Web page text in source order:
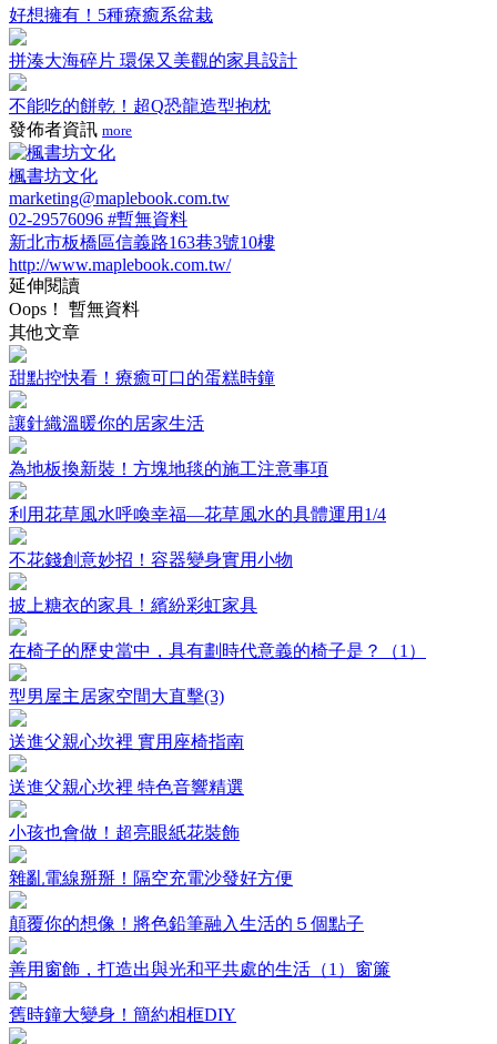
好想擁有！5種療癒系盆栽
拼湊大海碎片 環保又美觀的家具設計
不能吃的餅乾！超Q恐龍造型抱枕
發佈者資訊 more
楓書坊文化
marketing@maplebook.com.tw
02-29576096 #暫無資料
新北市板橋區信義路163巷3號10樓
http://www.maplebook.com.tw/
延伸閱讀
Oops！ 暫無資料
其他文章
甜點控快看！療癒可口的蛋糕時鐘
讓針織溫暖你的居家生活
為地板換新裝！方塊地毯的施工注意事項
利用花草風水呼喚幸福—花草風水的具體運用1/4
不花錢創意妙招！容器變身實用小物
披上糖衣的家具！繽紛彩虹家具
在椅子的歷史當中，具有劃時代意義的椅子是？（1）
型男屋主居家空間大直擊(3)
送進父親心坎裡 實用座椅指南
送進父親心坎裡 特色音響精選
小孩也會做！超亮眼紙花裝飾
雜亂電線掰掰！隔空充電沙發好方便
顛覆你的想像！將色鉛筆融入生活的５個點子
善用窗飾，打造出與光和平共處的生活（1）窗簾
舊時鐘大變身！簡約相框DIY